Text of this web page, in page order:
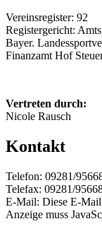
Vereinsregister: 92
Registergericht:
Bayer.
Finanzamt Hof
Vertreten durch:
Nicole Rausch
Kontakt
Telefon: 09281/
Telefax: 09281/
E-Mail: Diese E-
Anzeige muss